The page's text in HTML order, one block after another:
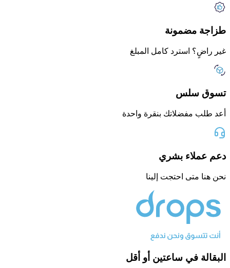
طزاجة مضمونة
غير راضٍ؟ استرد كامل المبلغ
تسوق سلس
أعد طلب مفضلاتك بنقرة واحدة
دعم عملاء بشري
نحن هنا متى احتجت إلينا
البقالة في ساعتين أو أقل